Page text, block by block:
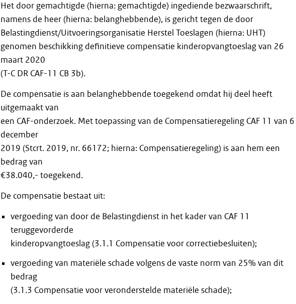
Het door gemachtigde (hierna: gemachtigde) ingediende bezwaarschrift,
namens de heer (hierna: belanghebbende), is gericht tegen de door
Belastingdienst/Uitvoeringsorganisatie Herstel Toeslagen (hierna: UHT)
genomen beschikking definitieve compensatie kinderopvangtoeslag van 26
maart 2020
(T-C DR CAF-11 CB 3b).
De compensatie is aan belanghebbende toegekend omdat hij deel heeft
uitgemaakt van
een CAF-onderzoek. Met toepassing van de Compensatieregeling CAF 11 van 6
december
2019 (Stcrt. 2019, nr. 66172; hierna: Compensatieregeling) is aan hem een
bedrag van
€38.040,- toegekend.
De compensatie bestaat uit:
vergoeding van door de Belastingdienst in het kader van CAF 11
teruggevorderde
kinderopvangtoeslag (3.1.1 Compensatie voor correctiebesluiten);
vergoeding van materiële schade volgens de vaste norm van 25% van dit
bedrag
(3.1.3 Compensatie voor veronderstelde materiële schade);